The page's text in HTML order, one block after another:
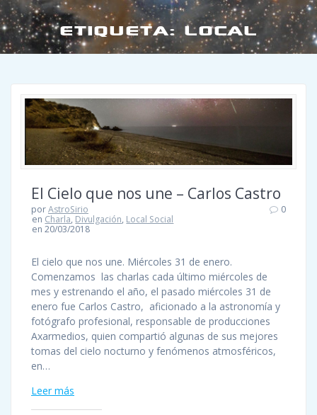
ETIQUETA: LOCAL
El Cielo que nos une – Carlos Castro
porAstroSirio
en Charla, Divulgación, Local Social
en 20/03/2018
0
El cielo que nos une. Miércoles 31 de enero.
Comenzamos las charlas cada último miércoles de
mes y estrenando el año, el pasado miércoles 31 de
enero fue Carlos Castro, aficionado a la astronomía y
fotógrafo profesional, responsable de producciones
Axarmedios, quien compartió algunas de sus mejores
tomas del cielo nocturno y fenómenos atmosféricos,
en…
Leer más